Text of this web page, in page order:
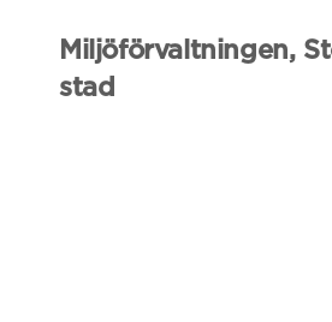
Miljöförvaltningen,
stad